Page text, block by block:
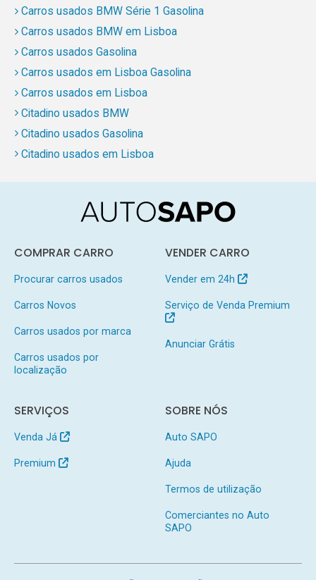
Carros usados BMW Série 1 Gasolina
Carros usados BMW em Lisboa
Carros usados Gasolina
Carros usados em Lisboa Gasolina
Carros usados em Lisboa
Citadino usados BMW
Citadino usados Gasolina
Citadino usados em Lisboa
COMPRAR CARRO
Procurar carros usados
Carros Novos
Carros usados por marca
Carros usados por
localização
VENDER CARRO
Vender em 24h
Serviço de Venda Premium
Anunciar Grátis
SERVIÇOS
Venda Já
Premium
SOBRE NÓS
Auto SAPO
Ajuda
Termos de utilização
Comerciantes no Auto
SAPO